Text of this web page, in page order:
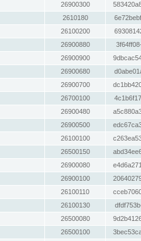
26900300
2610180
26100200
26900880
26900900
26900680
26900700
26700100
26900480
26900500
26100100
26500150
26900080
26900100
26100110
26100130
26500080
26500100